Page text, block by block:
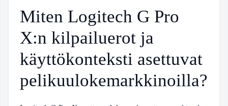
Miten Logitech G Pro
X:n kilpailuerot ja
käyttökonteksti asettuvat
pelikuulokemarkkinoilla?